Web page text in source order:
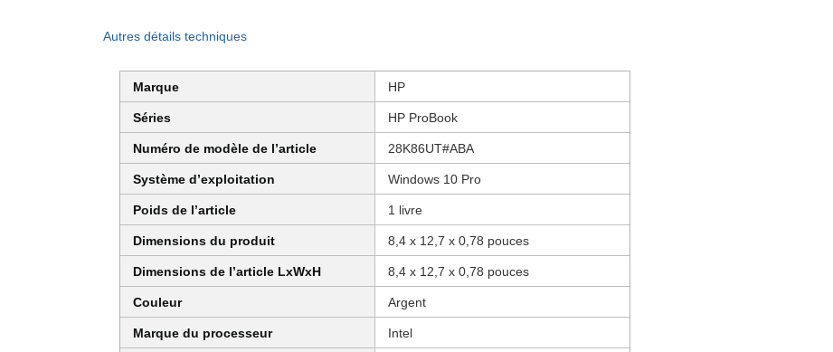
Autres détails techniques
Marque HP
Séries HP ProBook
Numéro de modèle de l’article 28K86UT#ABA
Système d’exploitation Windows 10 Pro
Poids de l’article 1 livre
Dimensions du produit 8,4 x 12,7 x 0,78 pouces
Dimensions de l’article LxWxH 8,4 x 12,7 x 0,78 pouces
Couleur Argent
Marque du processeur Intel